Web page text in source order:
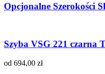
Opcjonalne Szerokości
Szyba VSG 221 czarna
od 694,00 zł